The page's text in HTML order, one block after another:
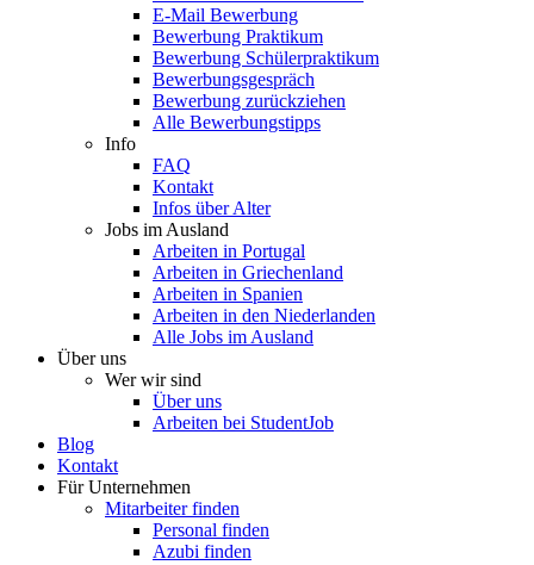
E-Mail Bewerbung
Bewerbung Praktikum
Bewerbung Schülerpraktikum
Bewerbungsgespräch
Bewerbung zurückziehen
Alle Bewerbungstipps
Info
FAQ
Kontakt
Infos über Alter
Jobs im Ausland
Arbeiten in Portugal
Arbeiten in Griechenland
Arbeiten in Spanien
Arbeiten in den Niederlanden
Alle Jobs im Ausland
Über uns
Wer wir sind
Über uns
Arbeiten bei StudentJob
Blog
Kontakt
Für Unternehmen
Mitarbeiter finden
Personal finden
Azubi finden